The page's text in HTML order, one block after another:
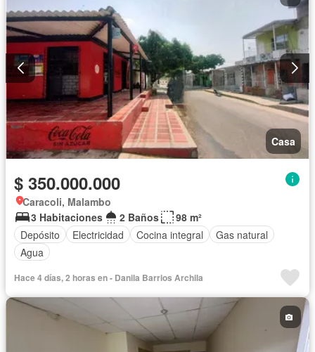
Casa
$ 350.000.000
Caracoli, Malambo
3 Habitaciones
2 Baños
98 m²
Depósito
Electricidad Cocina integral
Gas natural
Agua
Hace 4 días, 2 horas en - Danila Barrios Archila